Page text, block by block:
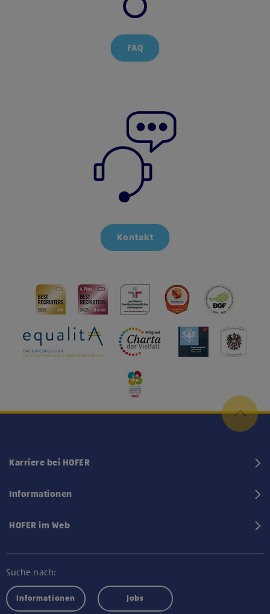
FAQ
Kontakt
Karriere bei HOFER
Informationen
HOFER im Web
Suche nach:
Informationen Jobs